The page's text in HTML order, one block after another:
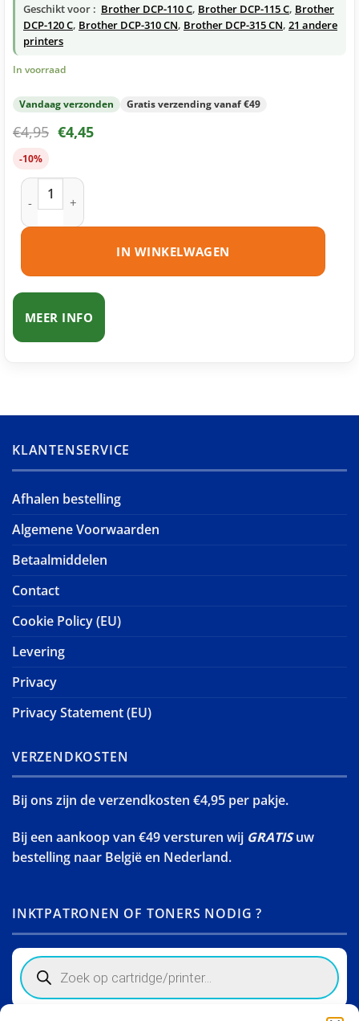
Geschikt voor : Brother DCP-110 C, Brother DCP-115 C, Brother
DCP-120 C, Brother DCP-310 CN, Brother DCP-315 CN, 21 andere
printers
In voorraad
Vandaag verzonden Gratis verzending vanaf €49
€4,95 €4,45
-10%
Brother LC900 Y inktcartridge geel huismerk aantal
IN WINKELWAGEN
MEER INFO
KLANTENSERVICE
Afhalen bestelling
Algemene Voorwaarden
Betaalmiddelen
Contact
Cookie Policy (EU)
Levering
Privacy
Privacy Statement (EU)
VERZENDKOSTEN
Bij ons zijn de verzendkosten €4,95 per pakje.
Bij een aankoop van €49 versturen wij GRATISuw
bestelling naar België en Nederland.
INKTPATRONEN OF TONERS NODIG ?
Products
search